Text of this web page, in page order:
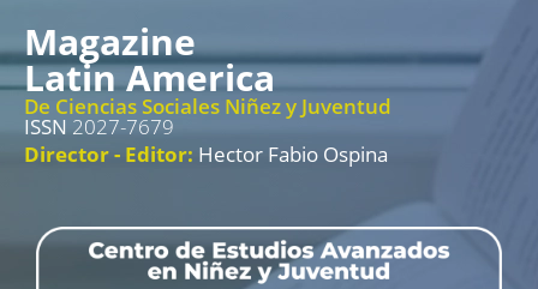
Magazine
Latin America
De Ciencias Sociales Niñez y Juventud
ISSN 2027-7679
Director - Editor: Hector Fabio Ospina